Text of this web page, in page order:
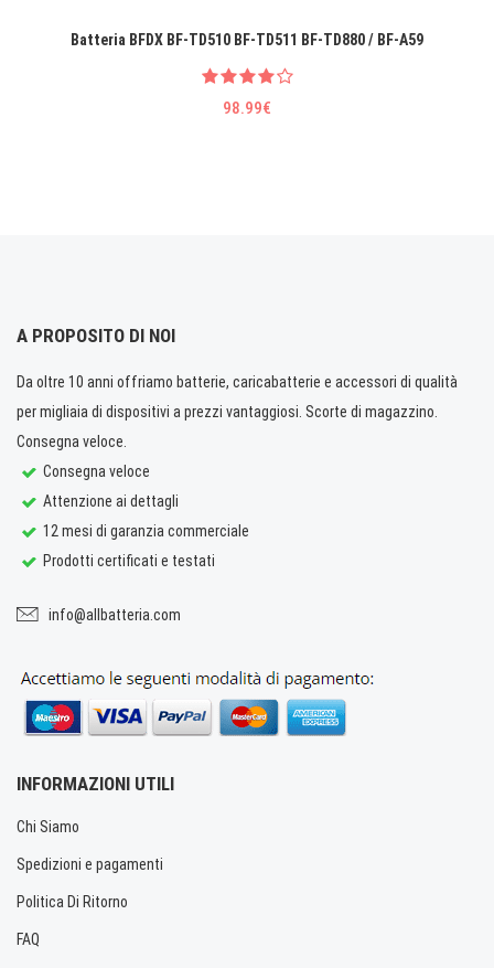
Batteria BFDX BF-TD510 BF-TD511 BF-TD880 / BF-A59
98.99€
A PROPOSITO DI NOI
Da oltre 10 anni offriamo batterie, caricabatterie e accessori di qualità
per migliaia di dispositivi a prezzi vantaggiosi. Scorte di magazzino.
Consegna veloce.
Consegna veloce
Attenzione ai dettagli
12 mesi di garanzia commerciale
Prodotti certificati e testati
info@allbatteria.com
INFORMAZIONI UTILI
Chi Siamo
Spedizioni e pagamenti
Politica Di Ritorno
FAQ